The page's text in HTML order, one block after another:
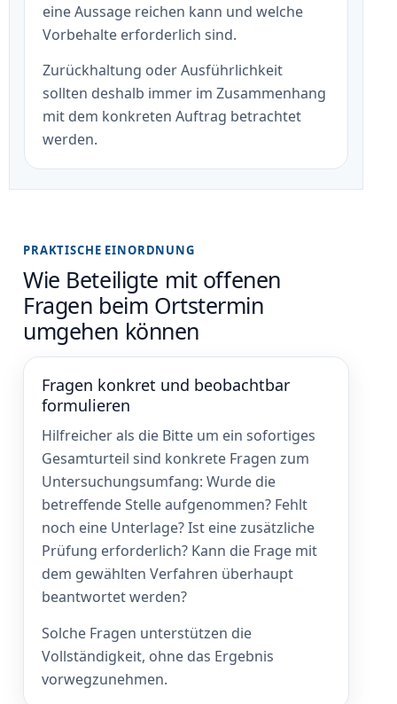
eine Aussage reichen kann und welche
Vorbehalte erforderlich sind.
Zurückhaltung oder Ausführlichkeit
sollten deshalb immer im Zusammenhang
mit dem konkreten Auftrag betrachtet
werden.
PRAKTISCHE EINORDNUNG
Wie Beteiligte mit offenen
Fragen beim Ortstermin
umgehen können
Fragen konkret und beobachtbar
formulieren
Hilfreicher als die Bitte um ein sofortiges
Gesamturteil sind konkrete Fragen zum
Untersuchungsumfang: Wurde die
betreffende Stelle aufgenommen? Fehlt
noch eine Unterlage? Ist eine zusätzliche
Prüfung erforderlich? Kann die Frage mit
dem gewählten Verfahren überhaupt
beantwortet werden?
Solche Fragen unterstützen die
Vollständigkeit, ohne das Ergebnis
vorwegzunehmen.